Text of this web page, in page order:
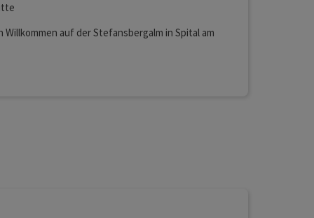
Willkommen auf der Stefansbergalm in Spital am